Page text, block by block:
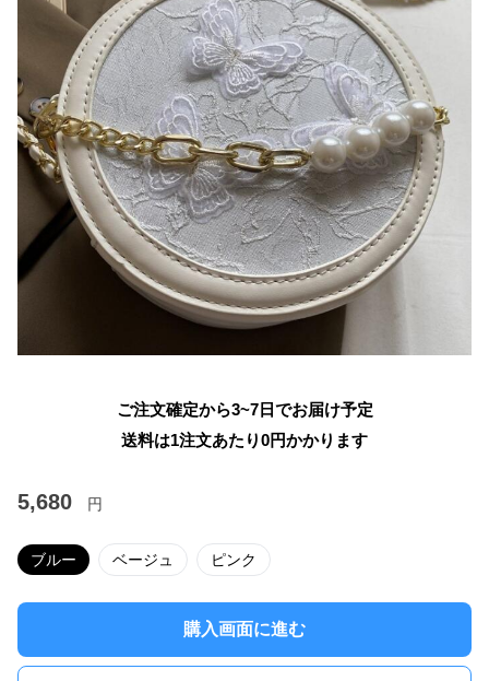
ご注文確定から3~7日でお届け予定
送料は1注文あたり0円かかります
5,680 円
ブルー ベージュ ピンク
購入画面に進む